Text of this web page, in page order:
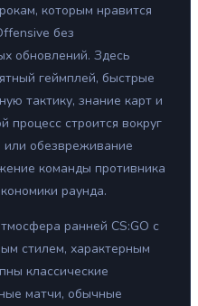
которым нравится
без
обновлений. Здесь
геймплей, быстрые
тактику, знание карт и
процесс строится вокруг
или обезвреживание
команды противника
раунда.
ранней CS:GO с
стилем, характерным
классические
матчи, обычные